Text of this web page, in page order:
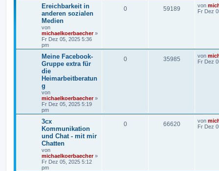
Ereichbarkeit in
anderen sozialen
Medien
von
michaelkoerbaecher»
Fr Dez 05, 2025 5:36
pm
0 59189 von
Fr Dez
Meine Facebook-
Gruppe extra für
die
Heimarbeitberatun
g
von
michaelkoerbaecher»
Fr Dez 05, 2025 5:19
pm
0 35985 von
Fr Dez
3cx
Kommunikation
und Chat - mit mir
Chatten
von
michaelkoerbaecher»
Fr Dez 05, 2025 5:12
pm
0 66620 von
Fr Dez